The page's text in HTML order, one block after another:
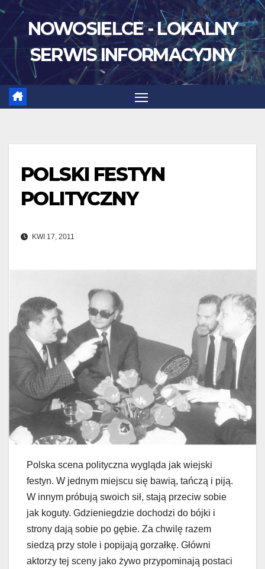
Skip
content
NOWOSIELCE - LOKALNY
SERWIS INFORMACYJNY
POLSKI FESTYN
POLITYCZNY
KWI 17, 2011
Polska scena polityczna wygląda jak wiejski
festyn. W jednym miejscu się bawią, tańczą i piją.
W innym próbują swoich sił, stają przeciw sobie
jak koguty. Gdzieniegdzie dochodzi do bójki i
strony dają sobie po gębie. Za chwilę razem
siedzą przy stole i popijają gorzałkę. Główni
aktorzy tej sceny jako żywo przypominają postaci